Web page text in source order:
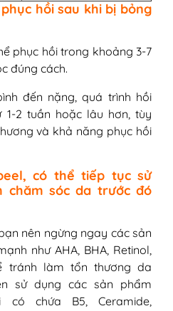
hồi sau khi bị bỏng
phục hồi trong khoảng 3-7
đúng cách.
đến nặng, quá trình hồi
2 tuần hoặc lâu hơn, tùy
và khả năng phục hồi
có thể tiếp tục sử
chăm sóc da trước đó
nên ngừng ngay các sản
như AHA, BHA, Retinol,
tránh làm tổn thương da
sử dụng các sản phẩm
chứa B5, Ceramide,